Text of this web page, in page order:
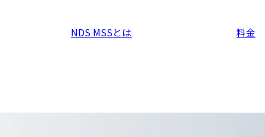
NDS MSSとは 料金